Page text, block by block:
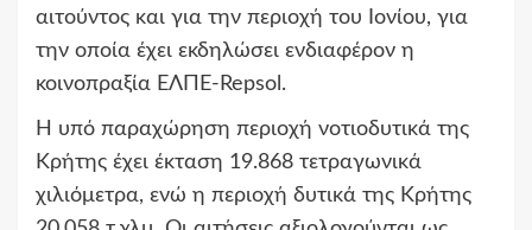
αιτούντος και για την περιοχή του Ιονίου, για
την οποία έχει εκδηλώσει ενδιαφέρον η
κοινοπραξία ΕΛΠΕ-Repsol.
Η υπό παραχώρηση περιοχή νοτιοδυτικά της
Κρήτης έχει έκταση 19.868 τετραγωνικά
χιλιόμετρα, ενώ η περιοχή δυτικά της Κρήτης